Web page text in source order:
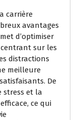
carrière
avantages
d’optimiser
sur les
distractions
meilleure
De
stress et la
ce qui